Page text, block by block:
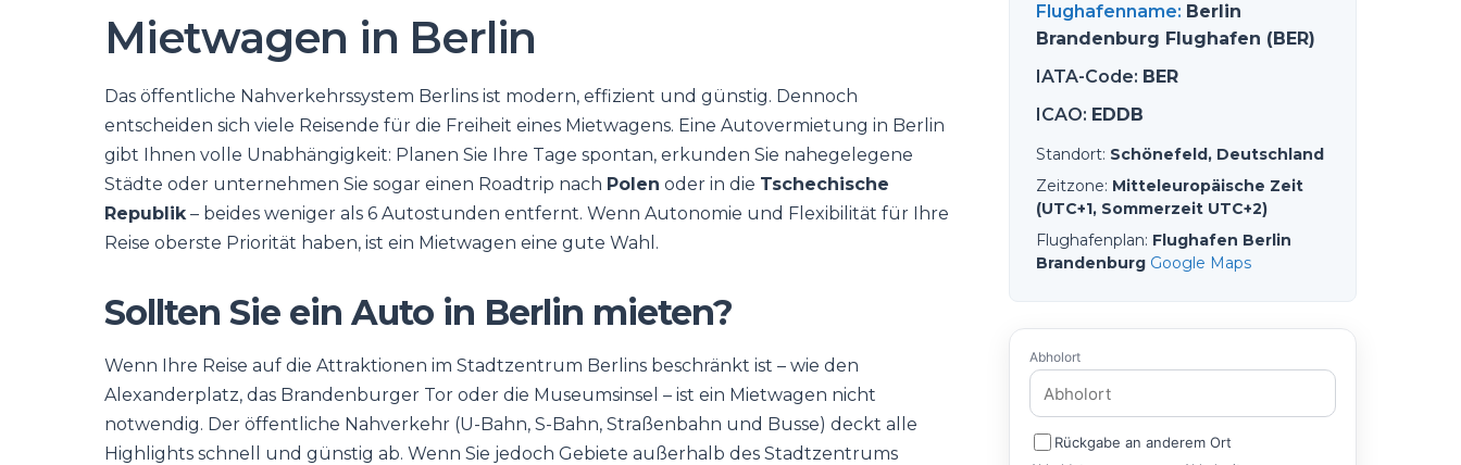
Mietwagen in Berlin
Das öffentliche Nahverkehrssystem Berlins ist modern, effizient und günstig. Dennoch
entscheiden sich viele Reisende für die Freiheit eines Mietwagens. Eine Autovermietung in Berlin
gibt Ihnen volle Unabhängigkeit: Planen Sie Ihre Tage spontan, erkunden Sie nahegelegene
Städte oder unternehmen Sie sogar einen Roadtrip nach Polen oder in die Tschechische
Republik– beides weniger als 6 Autostunden entfernt. Wenn Autonomie und Flexibilität für Ihre
Reise oberste Priorität haben, ist ein Mietwagen eine gute Wahl.
Sollten Sie ein Auto in Berlin mieten?
Wenn Ihre Reise auf die Attraktionen im Stadtzentrum Berlins beschränkt ist – wie den
Alexanderplatz, das Brandenburger Tor oder die Museumsinsel – ist ein Mietwagen nicht
notwendig. Der öffentliche Nahverkehr (U-Bahn, S-Bahn, Straßenbahn und Busse) deckt alle
Highlights schnell und günstig ab. Wenn Sie jedoch Gebiete außerhalb des Stadtzentrums
Flughafenname: Berlin
Brandenburg Flughafen (BER)
IATA-Code: BER
ICAO: EDDB
Standort: Schönefeld, Deutschland
Zeitzone: Mitteleuropäische Zeit
(UTC+1, Sommerzeit UTC+2)
Flughafenplan: Flughafen Berlin
Brandenburg Google Maps